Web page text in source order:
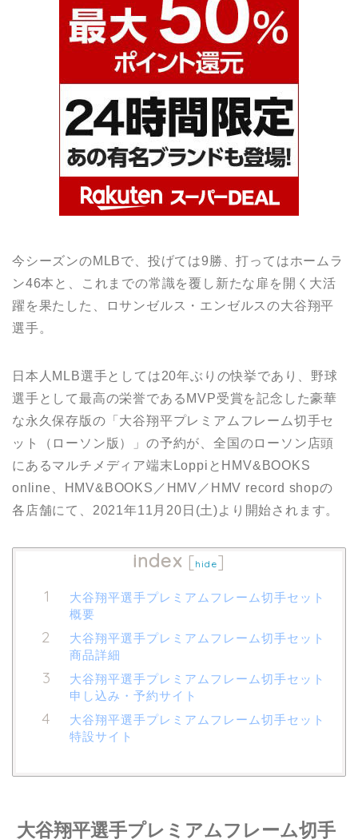
今シーズンのMLBで、投げては9勝、打ってはホームラ
ン46本と、これまでの常識を覆し新たな扉を開く大活
躍を果たした、ロサンゼルス・エンゼルスの大谷翔平
選手。
日本人MLB選手としては20年ぶりの快挙であり、野球
選手として最高の栄誉であるMVP受賞を記念した豪華
な永久保存版の「大谷翔平プレミアムフレーム切手セ
ット（ローソン版）」の予約が、全国のローソン店頭
にあるマルチメディア端末LoppiとHMV&BOOKS
online、HMV&BOOKS／HMV／HMV record shopの
各店舗にて、2021年11月20日(土)より開始されます。
index [hide]
大谷翔平選手プレミアムフレーム切手セット
概要
大谷翔平選手プレミアムフレーム切手セット
商品詳細
大谷翔平選手プレミアムフレーム切手セット
申し込み・予約サイト
大谷翔平選手プレミアムフレーム切手セット
特設サイト
大谷翔平選手プレミアムフレーム切手